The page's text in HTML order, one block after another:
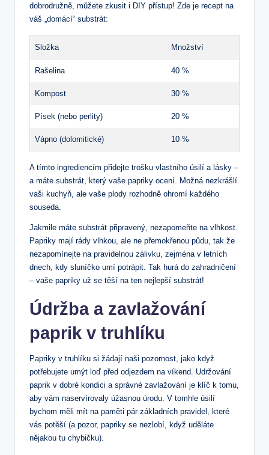
dobrodružně, můžete zkusit i DIY přístup! Zde je recept na
váš „domácí“ substrát:
Složka Množství
Rašelina 40 %
Kompost 30 %
Písek (nebo perlity) 20 %
Vápno (dolomitické) 10 %
A tímto ingrediencím přidejte trošku vlastního úsilí a lásky –
a máte substrát, který vaše papriky ocení. Možná nezkrášlí
vaši kuchyň, ale vaše plody rozhodně ohromí každého
souseda.
Jakmile máte substrát připravený, nezapomeňte na vlhkost.
Papriky mají rády vlhkou, ale ne přemokřenou půdu, tak že
nezapomínejte na pravidelnou zálivku, zejména v letních
dnech, kdy sluníčko umí potrápit. Tak hurá do zahradničení
– vaše papriky už se těší na ten nejlepší substrát!
Údržba a zavlažování
paprik v truhlíku
Papriky v truhlíku si žádají naši pozornost, jako když
potřebujete umýt loď před odjezdem na víkend. Udržování
paprik v dobré kondici a správné zavlažování je klíč k tomu,
aby vám naservírovaly úžasnou úrodu. V tomhle úsilí
bychom měli mít na paměti pár základních pravidel, které
vás potěší (a pozor, papriky se nezlobí, když uděláte
nějakou tu chybičku).